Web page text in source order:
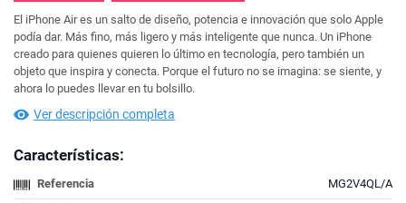
El iPhone Air es un salto de diseño, potencia e innovación que solo Apple
podía dar. Más fino, más ligero y más inteligente que nunca. Un iPhone
creado para quienes quieren lo último en tecnología, pero también un
objeto que inspira y conecta. Porque el futuro no se imagina: se siente, y
ahora lo puedes llevar en tu bolsillo.
Ver descripción completa
Características:
Referencia MG2V4QL/A